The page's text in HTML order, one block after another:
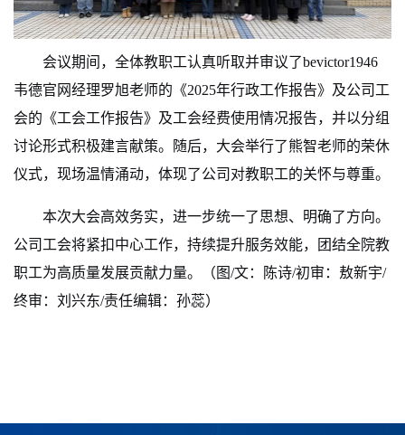
会议期间，全体教职工认真听取并审议了bevictor1946
韦德官网经理罗旭老师的 《2025年行政工作报告》 及公司工
会的 《工会工作报告》及工会经费使用情况报告，并以分组
讨论形式积极建言献策。随后，大会举行了熊智老师的荣休
仪式，现场温情涌动，体现了公司对教职工的关怀与尊重。
本次大会高效务实，进一步统一了思想、明确了方向。
公司工会将紧扣中心工作，持续提升服务效能，团结全院教
职工为高质量发展贡献力量。
（图/文：陈诗/初审：敖新宇/
终审：刘兴东/责任编辑：孙蕊）